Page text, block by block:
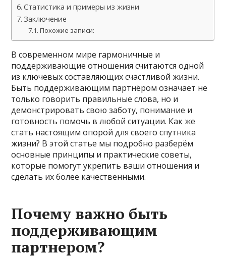
Статистика и примеры из жизни
Заключение
Похожие записи:
В современном мире гармоничные и
поддерживающие отношения считаются одной
из ключевых составляющих счастливой жизни.
Быть поддерживающим партнёром означает не
только говорить правильные слова, но и
демонстрировать свою заботу, понимание и
готовность помочь в любой ситуации. Как же
стать настоящим опорой для своего спутника
жизни? В этой статье мы подробно разберём
основные принципы и практические советы,
которые помогут укрепить ваши отношения и
сделать их более качественными.
Почему важно быть
поддерживающим
партнером?